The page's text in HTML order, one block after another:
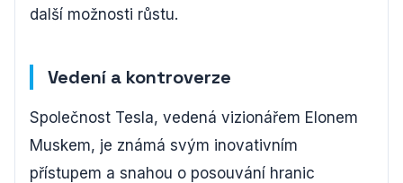
další možnosti růstu.
Vedení a kontroverze
Společnost Tesla, vedená vizionářem Elonem
Muskem, je známá svým inovativním
přístupem a snahou o posouvání hranic